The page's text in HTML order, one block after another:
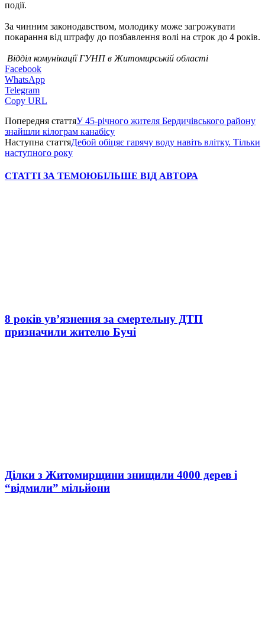
події.
За чинним законодавством, молодику може загрожувати
покарання від штрафу до позбавлення волі на строк до 4 років.
Відділ комунікації ГУНП в Житомирській області
Facebook
WhatsApp
Telegram
Copy URL
Попередня статтяУ 45-річного жителя Бердичівського району
знайшли кілограм канабісу
Наступна статтяДебой обіцяє гарячу воду навіть влітку. Тільки
наступного року
СТАТТІ ЗА ТЕМОЮБІЛЬШЕ ВІД АВТОРА
8 років ув’язнення за смертельну ДТП
призначили жителю Бучі
Ділки з Житомирщини знищили 4000 дерев і
“відмили” мільйони